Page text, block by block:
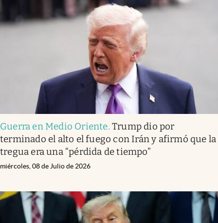
Guerra en Medio Oriente.Trump dio por
terminado el alto el fuego con Irán y afirmó que la
tregua era una “pérdida de tiempo”
miércoles, 08 de Julio de 2026